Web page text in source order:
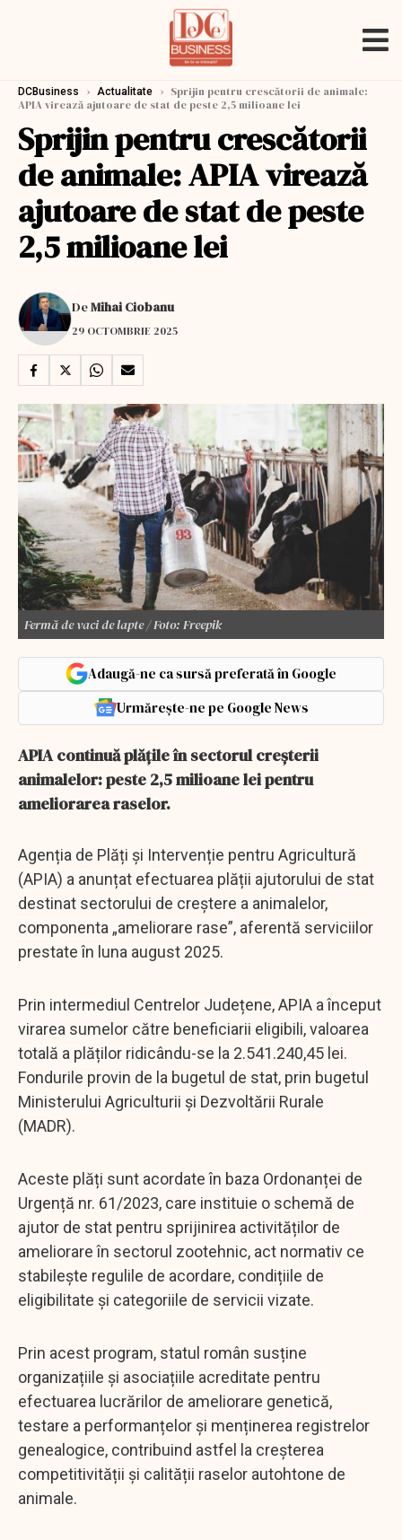
DCBusiness › Actualitate › Sprijin pentru crescătorii de animale:
APIA virează ajutoare de stat de peste 2,5 milioane lei
Sprijin pentru crescătorii
de animale: APIA virează
ajutoare de stat de peste
2,5 milioane lei
DeMihai Ciobanu
29 OCTOMBRIE 2025
Fermă de vaci de lapte / Foto: Freepik
Adaugă-ne ca sursă preferată în Google
Urmărește-ne pe Google News
APIA continuă plățile în sectorul creșterii
animalelor: peste 2,5 milioane lei pentru
ameliorarea raselor.
Agenția de Plăți şi Intervenție pentru Agricultură
(APIA) a anunțat efectuarea plății ajutorului de stat
destinat sectorului de creștere a animalelor,
componenta „ameliorare rase”, aferentă serviciilor
prestate în luna august 2025.
Prin intermediul Centrelor Județene, APIA a început
virarea sumelor către beneficiarii eligibili, valoarea
totală a plăților ridicându-se la 2.541.240,45 lei.
Fondurile provin de la bugetul de stat, prin bugetul
Ministerului Agriculturii și Dezvoltării Rurale
(MADR).
Aceste plăți sunt acordate în baza Ordonanței de
Urgență nr. 61/2023, care instituie o schemă de
ajutor de stat pentru sprijinirea activităților de
ameliorare în sectorul zootehnic, act normativ ce
stabilește regulile de acordare, condițiile de
eligibilitate și categoriile de servicii vizate.
Prin acest program, statul român susține
organizațiile și asociațiile acreditate pentru
efectuarea lucrărilor de ameliorare genetică,
testare a performanțelor și menținerea registrelor
genealogice, contribuind astfel la creșterea
competitivității și calității raselor autohtone de
animale.